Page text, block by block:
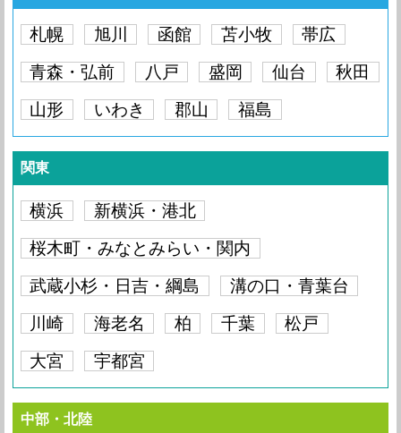
札幌 旭川 函館 苫小牧
帯広
青森・弘前
八戸 盛岡 仙台
秋田
山形
いわき 郡山 福島
関東
横浜
新横浜・港北
桜木町・みなとみらい・関内
武蔵小杉・日吉・綱島
溝の口・青葉台
川崎
海老名 柏 千葉
松戸
大宮
宇都宮
中部・北陸